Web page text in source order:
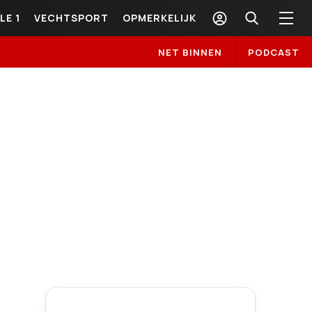
1 VECHTSPORT OPMERKELIJK
NET BINNEN PODCAST